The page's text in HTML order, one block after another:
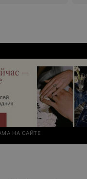
НА САЙТЕ